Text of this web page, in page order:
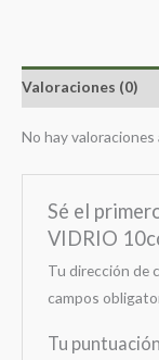
Valoraciones (0)
No hay valoraciones
Sé el
VIDRIO
Tu dirección de
campos
Tu puntuación